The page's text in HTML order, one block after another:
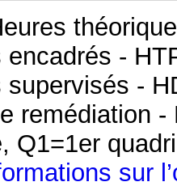
encadrés -
supervisés -
remédiation
Q1=1er
sur